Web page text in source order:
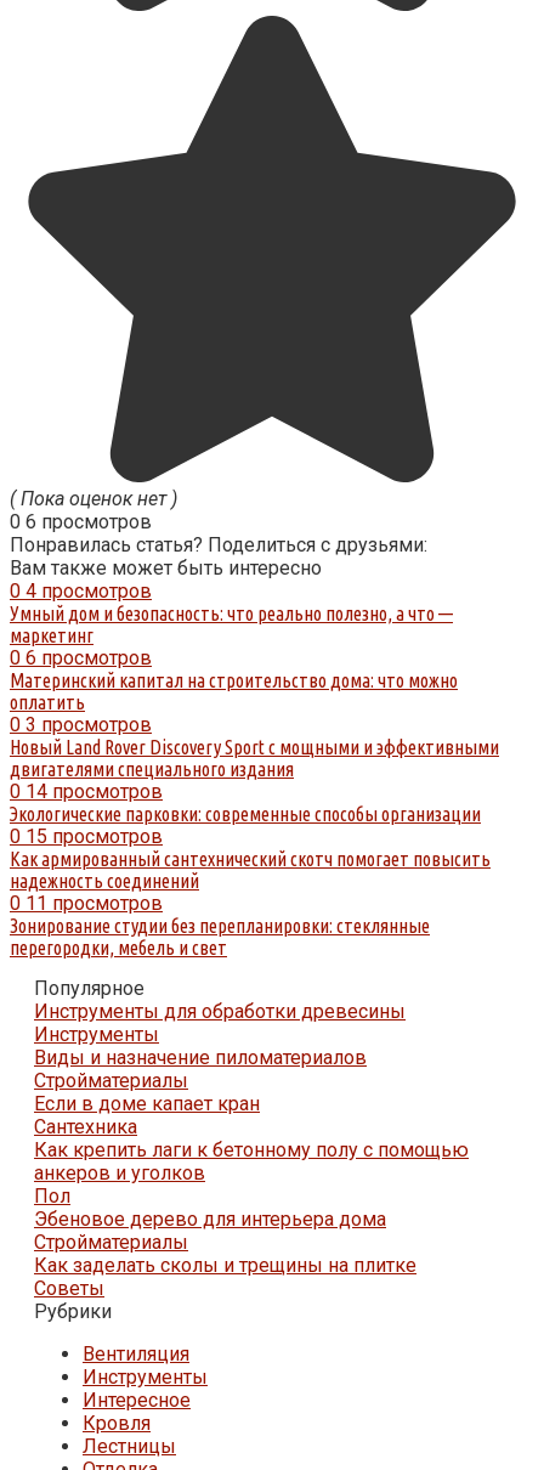
( Пока оценок нет )
0 6 просмотров
Понравилась статья? Поделиться с друзьями:
Вам также может быть интересно
0 4 просмотров
Умный дом и безопасность: что реально полезно, а что —
маркетинг
0 6 просмотров
Материнский капитал на строительство дома: что можно
оплатить
0 3 просмотров
Новый Land Rover Discovery Sport с мощными и эффективными
двигателями специального издания
0 14 просмотров
Экологические парковки: современные способы организации
0 15 просмотров
Как армированный сантехнический скотч помогает повысить
надежность соединений
0 11 просмотров
Зонирование студии без перепланировки: стеклянные
перегородки, мебель и свет
Популярное
Инструменты для обработки древесины
Инструменты
Виды и назначение пиломатериалов
Стройматериалы
Если в доме капает кран
Сантехника
Как крепить лаги к бетонному полу с помощью
анкеров и уголков
Пол
Эбеновое дерево для интерьера дома
Стройматериалы
Как заделать сколы и трещины на плитке
Советы
Рубрики
Вентиляция
Инструменты
Интересное
Кровля
Лестницы